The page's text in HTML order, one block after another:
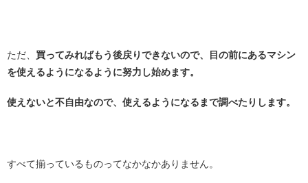
ただ、 買ってみればもう後戻りできないので、目の前にあるマシン
を使えるようになるように努力し始めます。
使えないと不自由なので、使えるようになるまで調べたりします。
すべて揃っているものってなかなかありません。